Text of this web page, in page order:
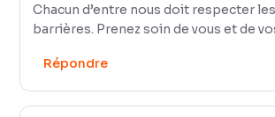
Chacun d’entre nous doit respecter
barrières. Prenez soin de vous et de
Répondre